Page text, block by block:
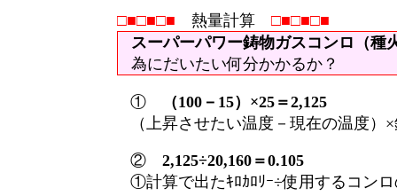
□■□■□■ 熱量計算 □■□■□■
スーパーパワー鋳物ガスコンロ（種
為にだいたい何分かかるか？
①
（100－15）×25＝2,125
（上昇させたい温度－現在の温度）
② 2,125÷20,160＝0.105
①計算で出たｷﾛｶﾛﾘｰ÷使用するコン